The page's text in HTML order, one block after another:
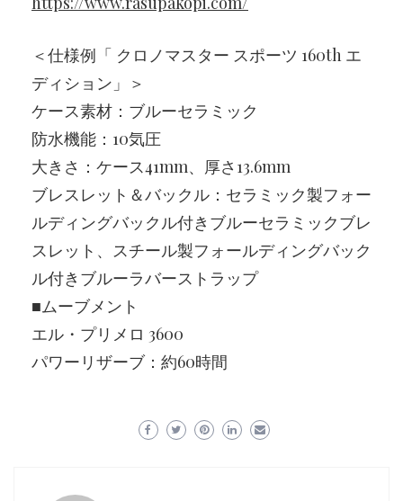
＜仕様例「 クロノマスター スポーツ 160th エ
ディション」＞
ケース素材：ブルーセラミック
防水機能：10気圧
大きさ：ケース41mm、厚さ13.6mm
ブレスレット＆バックル：セラミック製フォー
ルディングバックル付きブルーセラミックブレ
スレット、スチール製フォールディングバック
ル付きブルーラバーストラップ
■ムーブメント
エル・プリメロ 3600
パワーリザーブ：約60時間